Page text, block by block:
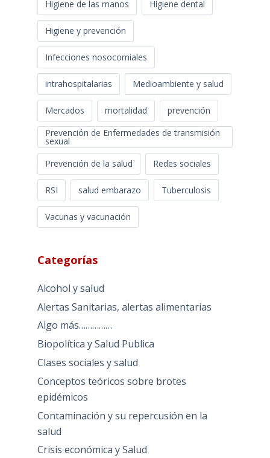
Higiene de las manos Higiene dental
Higiene y prevención
Infecciones nosocomiales
intrahospitalarias Medioambiente y salud
Mercados mortalidad
prevención
Prevención de Enfermedades de transmisión
sexual
Prevención de la salud
Redes sociales
RSI salud embarazo Tuberculosis
Vacunas y vacunación
Categorías
Alcohol y salud
Alertas Sanitarias, alertas alimentarias
Algo más……………
Biopolítica y Salud Publica
Clases sociales y salud
Conceptos teóricos sobre brotes
epidémicos
Contaminación y su repercusión en la
salud
Crisis económica y Salud